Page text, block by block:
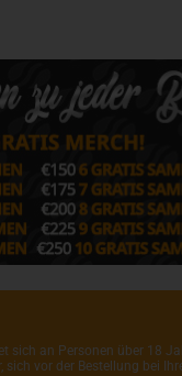
sich an Personen über 18
sich vor der Bestellung bei